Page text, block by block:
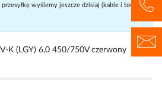
wyślemy jeszcze dzisiaj (kable i towary
K (LGY) 6,0 450/750V czerwony